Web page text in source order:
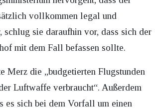
vollkommen legal und
schlug sie daraufhin vor, dass sich der
mit dem Fall befassen sollte.
Merz die „budgetierten Flugstunden
Luftwaffe verbraucht“. Außerdem
es sich bei dem Vorfall um einen